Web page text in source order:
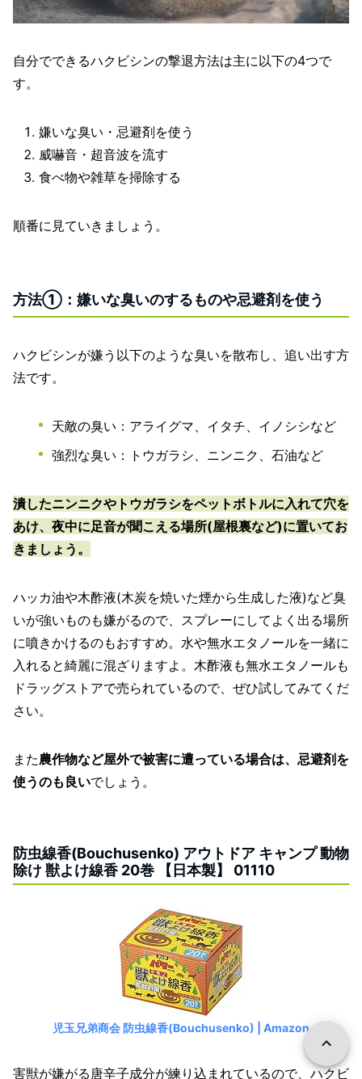
自分でできるハクビシンの撃退方法は主に以下の4つで
す。
嫌いな臭い・忌避剤を使う
威嚇音・超音波を流す
食べ物や雑草を掃除する
順番に見ていきましょう。
方法①：嫌いな臭いのするものや忌避剤を使う
ハクビシンが嫌う以下のような臭いを散布し、追い出す方
法です。
天敵の臭い：アライグマ、イタチ、イノシシなど
強烈な臭い：トウガラシ、ニンニク、石油など
潰したニンニクやトウガラシをペットボトルに入れて穴を
あけ、夜中に足音が聞こえる場所(屋根裏など)に置いてお
きましょう 。
ハッカ油や木酢液(木炭を焼いた煙から生成した液)など臭
いが強いものも嫌がるので、スプレーにしてよく出る場所
に噴きかけるのもおすすめ。水や無水エタノールを一緒に
入れると綺麗に混ざりますよ。木酢液も無水エタノールも
ドラッグストアで売られているので、ぜひ試してみてくだ
さい。
また農作物など屋外で被害に遭っている場合は、忌避剤を
使うのも良いでしょう。
防虫線香(Bouchusenko) アウトドア キャンプ 動物
除け 獣よけ線香 20巻 【日本製】 01110
児玉兄弟商会 防虫線香(Bouchusenko) | Amazon
害獣が嫌がる唐辛子成分が練り込まれているので、ハクビ